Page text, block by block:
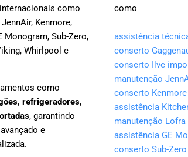
como
JennAir, Kenmore,
Monogram, Sub-Zero,
Whirlpool e
como
refrigeradores,
, garantindo
e
como
assistência
conserto
conserto Ilve
manutenção
conserto Kenmore
assistência
manutenção Lofra
assistência GE
conserto Sub-Zero